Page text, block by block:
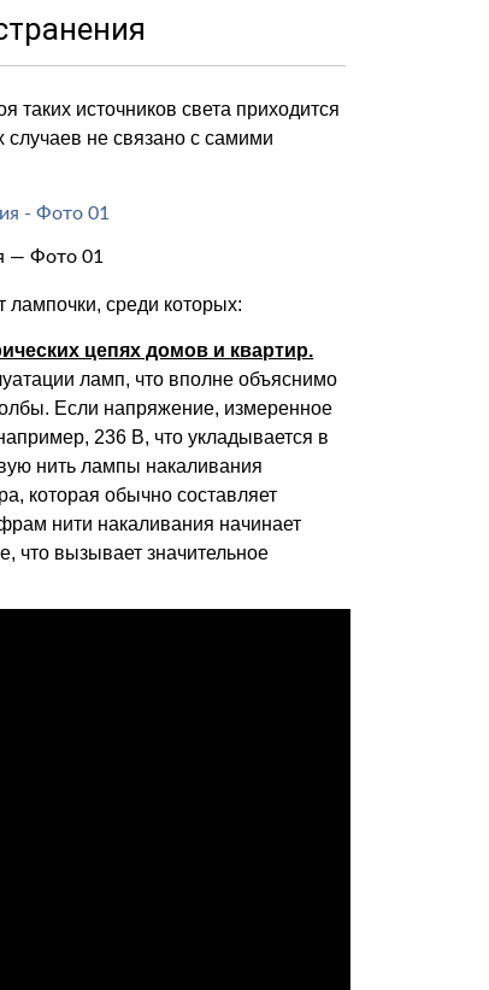
источников света приходится
случаев не связано с самими
— Фото 01
лампочки, среди которых:
цепях домов и квартир.
ламп, что вполне объяснимо
Если напряжение, измеренное
236 В, что укладывается в
нить лампы накаливания
которая обычно составляет
нити накаливания начинает
что вызывает значительное